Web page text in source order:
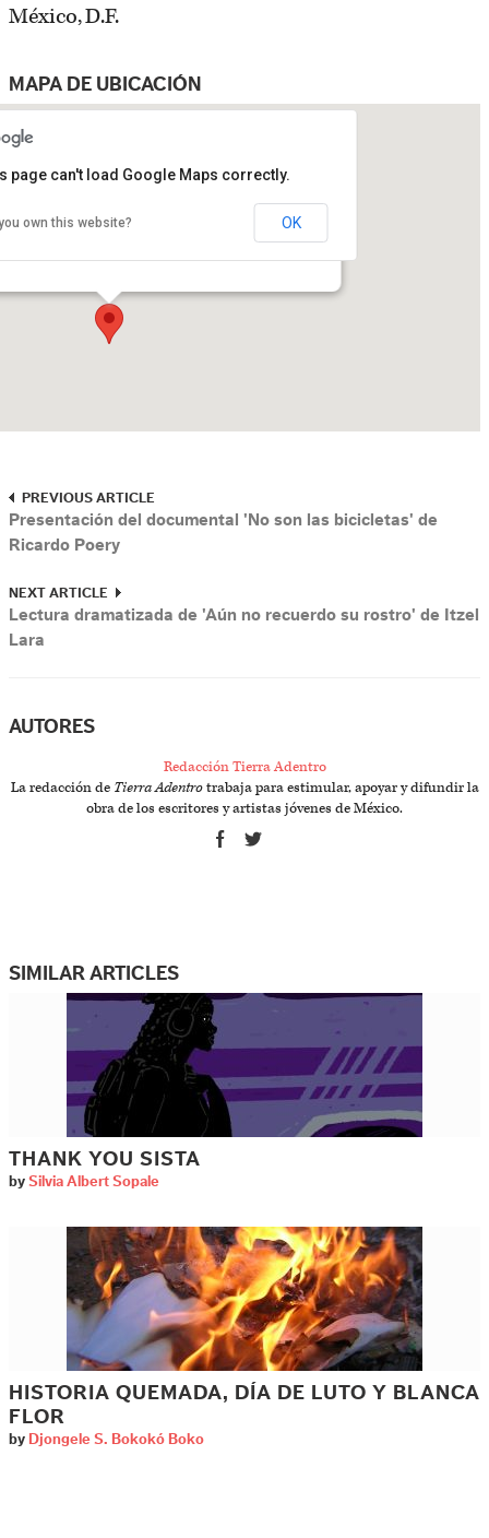
México, D.F.
MAPA DE UBICACIÓN
las Artes
Churubusco Col. Country Club México, D.F. - México, D.F.
page can't load Google Maps correctly.
own this website? OK
PREVIOUS ARTICLE
Presentación del documental 'No son las bicicletas' de
Ricardo Poery
NEXT ARTICLE
Lectura dramatizada de 'Aún no recuerdo su rostro' de Itzel
Lara
AUTORES
Redacción Tierra Adentro
La redacción de Tierra Adentrotrabaja para estimular, apoyar y difundir la
obra de los escritores y artistas jóvenes de México.
SIMILAR ARTICLES
THANK YOU SISTA
by Silvia Albert Sopale
HISTORIA QUEMADA, DÍA DE LUTO Y BLANCA
FLOR
by Djongele S. Bokokó Boko